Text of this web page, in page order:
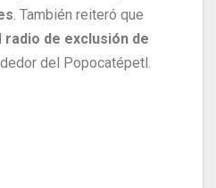
. También reiteró que
radio de exclusión de
del Popocatépetl.